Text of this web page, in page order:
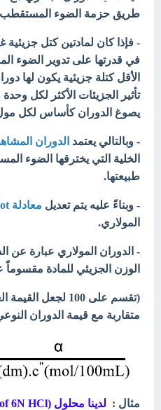
طريق حزمة الضوء المستقطب
- فإذا كان لمادتين كتل جزيئية
في قدرتها على تدوير الضوء
الأقل كتلة جزيئية يكون لها
تأثير الجزيئات الأكثر لكل
يصوغ الدوران كأساس لكل
- وبالتالي يعتمد الدوران
الخلية التي يخترقها الضوء
طبيعتها.
- وبناءً عليه يتم تعديل معادلة Biot
المولاري.
- الدوران المولاري عبارة عن
الوزن الجزيئي للمادة مقسوماً على
(تقسم على 100 لجعل
متقاربة مع قيمة الدوران
مثال :